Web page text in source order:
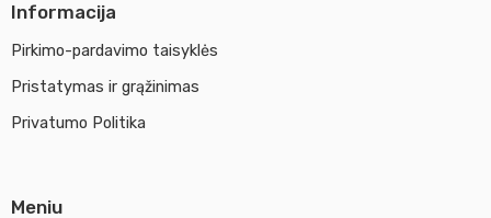
Informacija
Pirkimo-pardavimo taisyklės
Pristatymas ir grąžinimas
Privatumo Politika
Meniu